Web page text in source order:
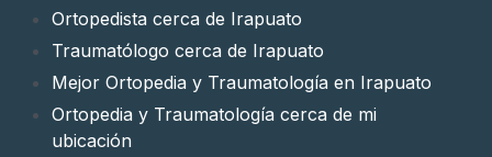
Ortopedista cerca de Irapuato
Traumatólogo cerca de Irapuato
Mejor Ortopedia y Traumatología en Irapuato
Ortopedia y Traumatología cerca de mi
ubicación